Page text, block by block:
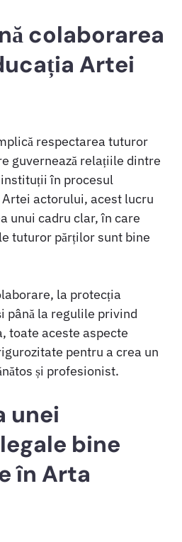
colaborarea
Artei
respectarea tuturor
guvernează relațiile dintre
în procesul
actorului, acest lucru
unui cadru clar, în care
tuturor părților sunt bine
la protecția
până la regulile privind
toate aceste aspecte
pentru a crea un
și profesionist.
unei
bine
în Arta